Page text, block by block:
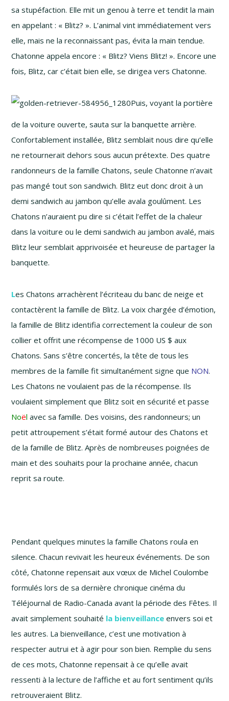
sa stupéfaction. Elle mit un genou à terre et tendit la main
en appelant : « Blitz? ». L’animal vint immédiatement vers
elle, mais ne la reconnaissant pas, évita la main tendue.
Chatonne appela encore : « Blitz? Viens Blitz! ». Encore une
fois, Blitz, car c’était bien elle, se dirigea vers Chatonne.
Puis, voyant la portière
de la voiture ouverte, sauta sur la banquette arrière.
Confortablement installée, Blitz semblait nous dire qu’elle
ne retournerait dehors sous aucun prétexte. Des quatre
randonneurs de la famille Chatons, seule Chatonne n’avait
pas mangé tout son sandwich. Blitz eut donc droit à un
demi sandwich au jambon qu’elle avala goulûment. Les
Chatons n’auraient pu dire si c’était l’effet de la chaleur
dans la voiture ou le demi sandwich au jambon avalé, mais
Blitz leur semblait apprivoisée et heureuse de partager la
banquette.
Les Chatons arrachèrent l’écriteau du banc de neige et
contactèrent la famille de Blitz. La voix chargée d’émotion,
la famille de Blitz identifia correctement la couleur de son
collier et offrit une récompense de 1000 US $ aux
Chatons. Sans s’être concertés, la tête de tous les
membres de la famille fit simultanément signe que NON.
Les Chatons ne voulaient pas de la récompense. Ils
voulaient simplement que Blitz soit en sécurité et passe
Noël avec sa famille. Des voisins, des randonneurs; un
petit attroupement s’était formé autour des Chatons et
de la famille de Blitz. Après de nombreuses poignées de
main et des souhaits pour la prochaine année, chacun
reprit sa route.
Pendant quelques minutes la famille Chatons roula en
silence. Chacun revivait les heureux événements. De son
côté, Chatonne repensait aux vœux de Michel Coulombe
formulés lors de sa dernière chronique cinéma du
Téléjournal de Radio-Canada avant la période des Fêtes. Il
avait simplement souhaité la bienveillance envers soi et
les autres. La bienveillance, c’est une motivation à
respecter autrui et à agir pour son bien. Remplie du sens
de ces mots, Chatonne repensait à ce qu’elle avait
ressenti à la lecture de l’affiche et au fort sentiment qu’ils
retrouveraient Blitz.